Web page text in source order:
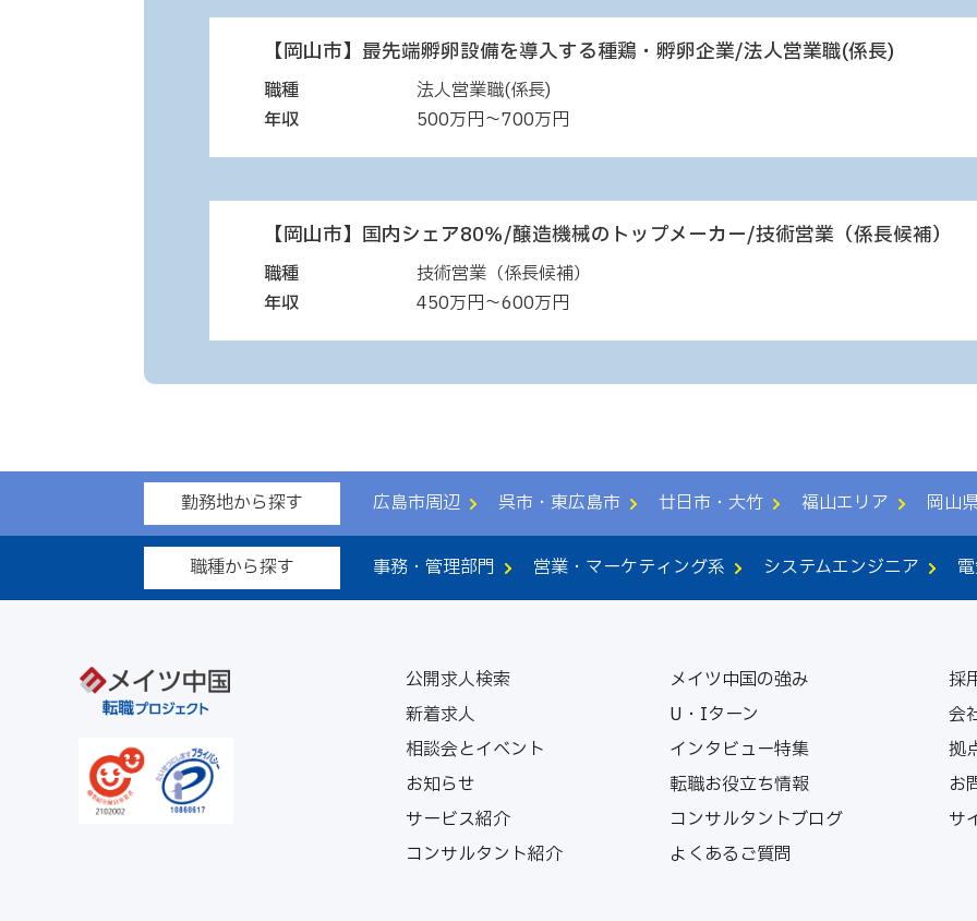
【岡山市】最先端孵卵設備を導入する種鶏・孵卵企業/法人営業職(係長)
職種
法人営業職(係長)
年収
500万円～700万円
【岡山市】国内シェア80％/醸造機械のトップメーカー/技術営業（係長候補）
職種
技術営業（係長候補）
年収
450万円～600万円
勤務地から探す 広島市周辺 呉市・東広島市 廿日市・大竹 福山エリア 岡山
職種から探す 事務・管理部門 営業・マーケティング系 システムエンジニア
公開求人検索
新着求人
相談会とイベント
お知らせ
サービス紹介
コンサルタント紹介
メイツ中国の強み
U・Iターン
インタビュー特集
転職お役立ち情報
コンサルタントブログ
よくあるご質問
採
会
拠
お
サ